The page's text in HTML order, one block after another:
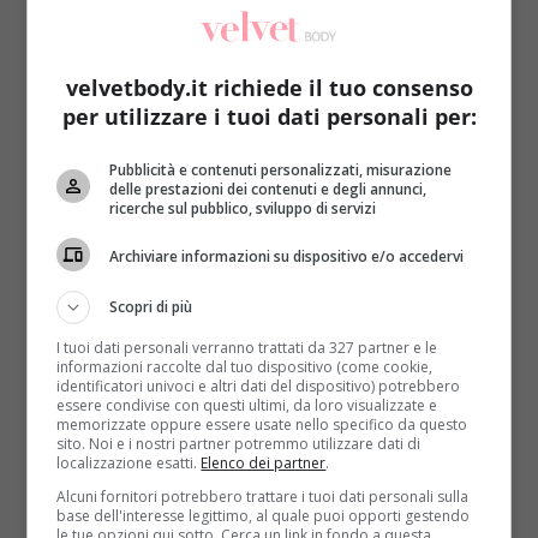
divertirsi e migliorare la loro coordinazione
Quale sport scegliere?
Non esiste uno sport migliore in assoluto, ma è
essenziale identificare quello che appassiona il
meglio non forzarlo a frequentare un corso di
nuoto, e viceversa. In generale, è consigliabile
scegliere sport che permettano un
completo del corpo, come il nuoto, noto per i suoi
benefici sullo sviluppo muscolare e sulla
coordinazione. Altri sport, come calcio o tennis,
possono essere introdotti, ma è importante che gli
allenatori compensino le asimmetrie attraverso
esercizi mirati.
velvetbody.it richiede il tuo consenso
per utilizzare i tuoi dati personali per:
Pubblicità e contenuti personalizzati, misurazione
delle prestazioni dei contenuti e degli annunci,
ricerche sul pubblico, sviluppo di servizi
Archiviare informazioni su dispositivo e/o accedervi
Scopri di più
I tuoi dati personali verranno trattati da 327 partner e le
informazioni raccolte dal tuo dispositivo (come cookie,
identificatori univoci e altri dati del dispositivo) potrebbero
essere condivise con questi ultimi, da loro visualizzate e
memorizzate oppure essere usate nello specifico da questo
sito. Noi e i nostri partner potremmo utilizzare dati di
localizzazione esatti. Elenco dei partner.
Alcuni fornitori potrebbero trattare i tuoi dati personali sulla
base dell'interesse legittimo, al quale puoi opporti gestendo